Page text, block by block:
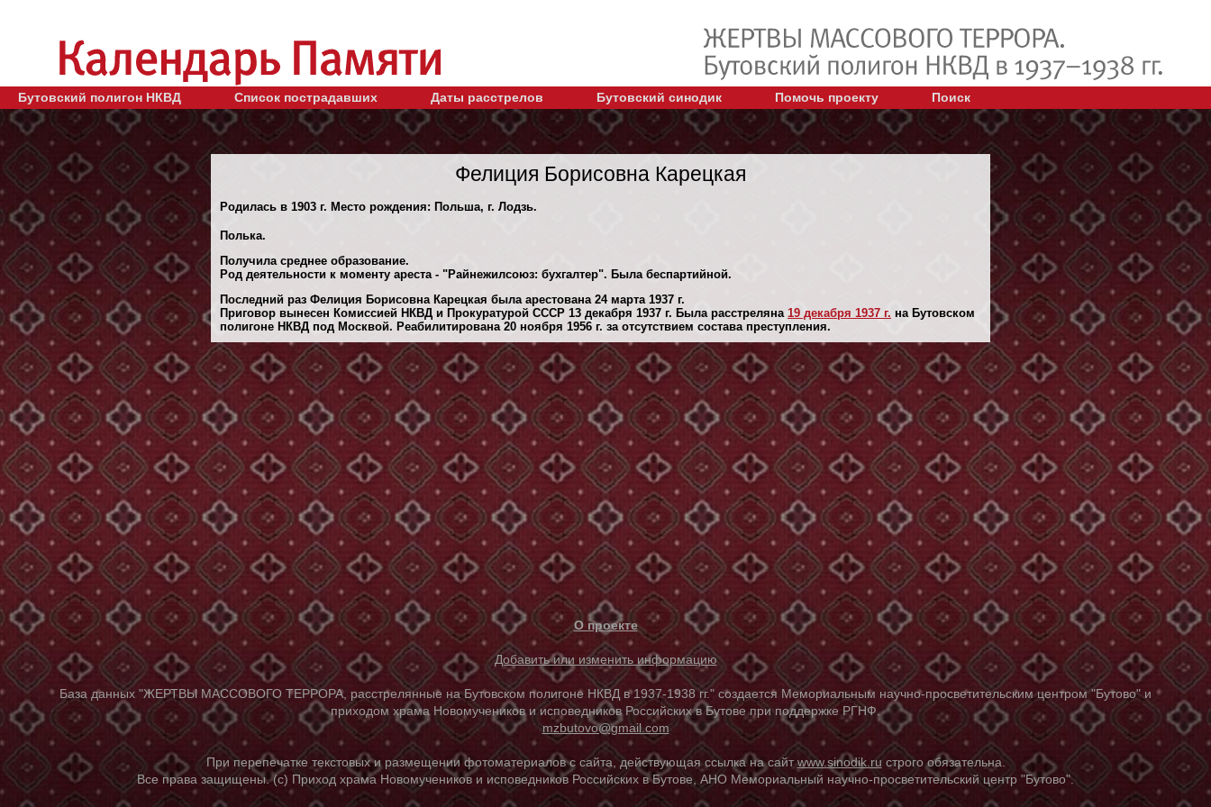
Бутовский полигон НКВД Список пострадавших Даты расстрелов Бутовский синодик Помочь проекту Поиск
Фелиция Борисовна Карецкая
Родилась в 1903 г. Место рождения: Польша, г. Лодзь.
Полька.
Получила среднее образование.
Род деятельности к моменту ареста - "Райнежилсоюз: бухгалтер". Была беспартийной.
Последний раз Фелиция Борисовна Карецкая была арестована 24 марта 1937 г.
Приговор вынесен Комиссией НКВД и Прокуратурой СССР 13 декaбря 1937 г. Была расстреляна 19 декaбря 1937 г. на Бутовском
полигоне НКВД под Москвой. Реабилитирована 20 ноября 1956 г. за отсутствием состава преступления.
О проекте
Добавить или изменить информацию
База данных "ЖЕРТВЫ МАССОВОГО ТЕРРОРА, расстрелянные на Бутовском полигоне НКВД в 1937-1938 гг." создается Мемориальным научно-просветительским центром "Бутово" и
приходом храма Новомучеников и исповедников Российских в Бутове при поддержке РГНФ.
mzbutovo@gmail.com
При перепечатке текстовых и размещении фотоматериалов с сайта, действующая ссылка на сайтwww.sinodik.ru строго обязательна.
Все права защищены. (с) Приход храма Новомучеников и исповедников Российских в Бутове, АНО Мемориальный научно-просветительский центр "Бутово".